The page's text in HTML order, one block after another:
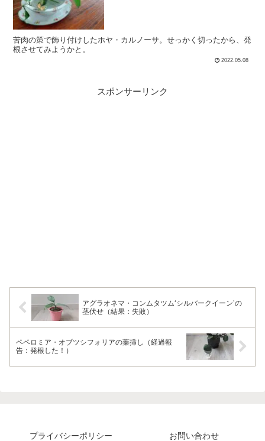
苦肉の策で飾り付けしたホヤ・カルノーサ。せっかく切ったから、発
根させてみようかと。
2022.05.08
スポンサーリンク
アグラオネマ・コンムタツム‘シルバークイーン’の
茎伏せ（結果：失敗）
ペペロミア・オブツシフォリアの葉挿し（経過報
告：発根した！）
プライバシーポリシー お問い合わせ